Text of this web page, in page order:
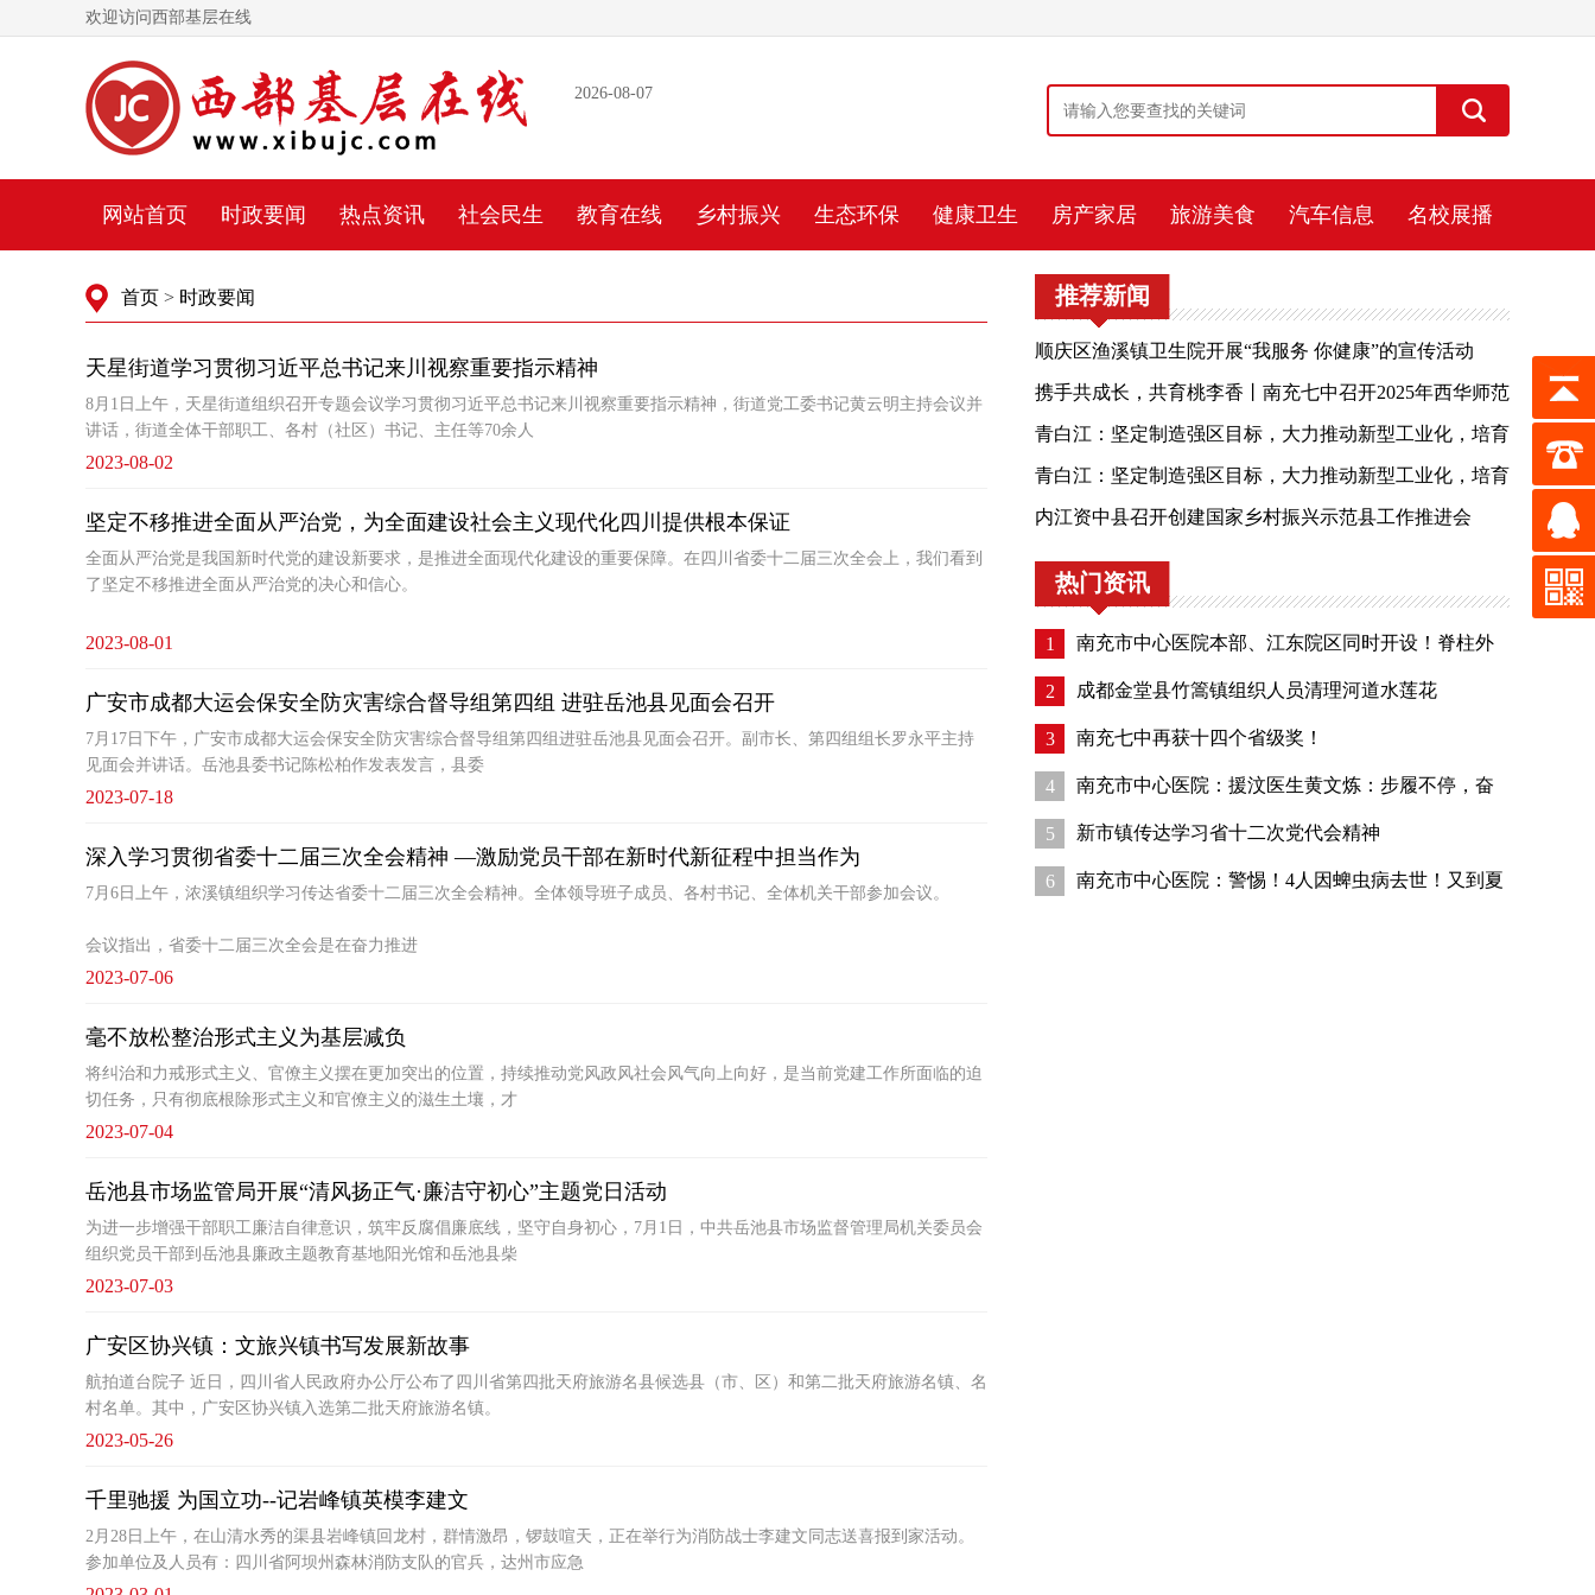
欢迎访问西部基层在线
2026-08-07
网站首页 时政要闻 热点资讯 社会民生 教育在线 乡村振兴 生态环保 健康卫生 房产家居 旅游美食 汽车信息 名校展播
首页 > 时政要闻
天星街道学习贯彻习近平总书记来川视察重要指示精神
8月1日上午，天星街道组织召开专题会议学习贯彻习近平总书记来川视察重要指示精神，街道党工委书记黄云明主持会议并
讲话，街道全体干部职工、各村（社区）书记、主任等70余人
2023-08-02
坚定不移推进全面从严治党，为全面建设社会主义现代化四川提供根本保证
全面从严治党是我国新时代党的建设新要求，是推进全面现代化建设的重要保障。在四川省委十二届三次全会上，我们看到
了坚定不移推进全面从严治党的决心和信心。
2023-08-01
广安市成都大运会保安全防灾害综合督导组第四组 进驻岳池县见面会召开
7月17日下午，广安市成都大运会保安全防灾害综合督导组第四组进驻岳池县见面会召开。副市长、第四组组长罗永平主持
见面会并讲话。岳池县委书记陈松柏作发表发言，县委
2023-07-18
深入学习贯彻省委十二届三次全会精神 —激励党员干部在新时代新征程中担当作为
7月6日上午，浓溪镇组织学习传达省委十二届三次全会精神。全体领导班子成员、各村书记、全体机关干部参加会议。
会议指出，省委十二届三次全会是在奋力推进
2023-07-06
毫不放松整治形式主义为基层减负
将纠治和力戒形式主义、官僚主义摆在更加突出的位置，持续推动党风政风社会风气向上向好，是当前党建工作所面临的迫
切任务，只有彻底根除形式主义和官僚主义的滋生土壤，才
2023-07-04
岳池县市场监管局开展“清风扬正气·廉洁守初心”主题党日活动
为进一步增强干部职工廉洁自律意识，筑牢反腐倡廉底线，坚守自身初心，7月1日，中共岳池县市场监督管理局机关委员会
组织党员干部到岳池县廉政主题教育基地阳光馆和岳池县柴
2023-07-03
广安区协兴镇：文旅兴镇书写发展新故事
航拍道台院子 近日，四川省人民政府办公厅公布了四川省第四批天府旅游名县候选县（市、区）和第二批天府旅游名镇、名
村名单。其中，广安区协兴镇入选第二批天府旅游名镇。
2023-05-26
千里驰援 为国立功--记岩峰镇英模李建文
2月28日上午，在山清水秀的渠县岩峰镇回龙村，群情激昂，锣鼓喧天，正在举行为消防战士李建文同志送喜报到家活动。
参加单位及人员有：四川省阿坝州森林消防支队的官兵，达州市应急
推荐新闻
顺庆区渔溪镇卫生院开展“我服务 你健康”的宣传活动
携手共成长，共育桃李香丨南充七中召开2025年西华师范
大学实习生见面会
青白江：坚定制造强区目标，大力推动新型工业化，培育
发展新质生产力，奋力实现老工业基地“二次振兴”
青白江：坚定制造强区目标，大力推动新型工业化，培育
发展新质生产力，奋力实现老工业基地“二次振兴”
内江资中县召开创建国家乡村振兴示范县工作推进会
热门资讯
1 南充市中心医院本部、江东院区同时开设！脊柱外
科门诊有这些知名专家坐诊……
2 成都金堂县竹篙镇组织人员清理河道水莲花
3 南充七中再获十四个省级奖！
4 南充市中心医院：援汶医生黄文炼：步履不停，奋
战一线
5 新市镇传达学习省十二次党代会精神
6 南充市中心医院：警惕！4人因蜱虫病去世！又到夏